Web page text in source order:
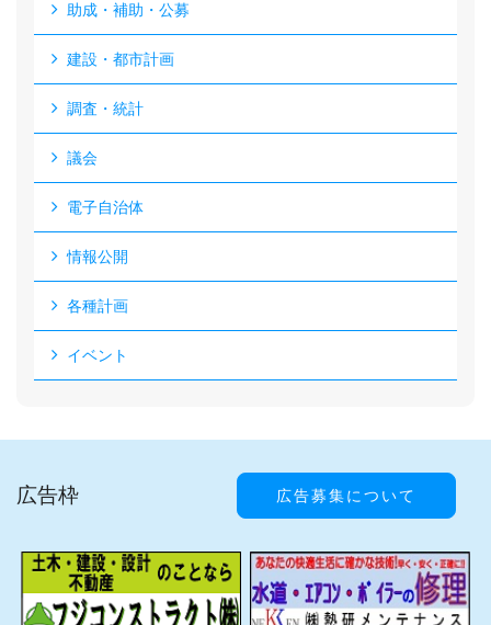
助成・補助・公募
建設・都市計画
調査・統計
議会
電子自治体
情報公開
各種計画
イベント
広告枠 広告募集について